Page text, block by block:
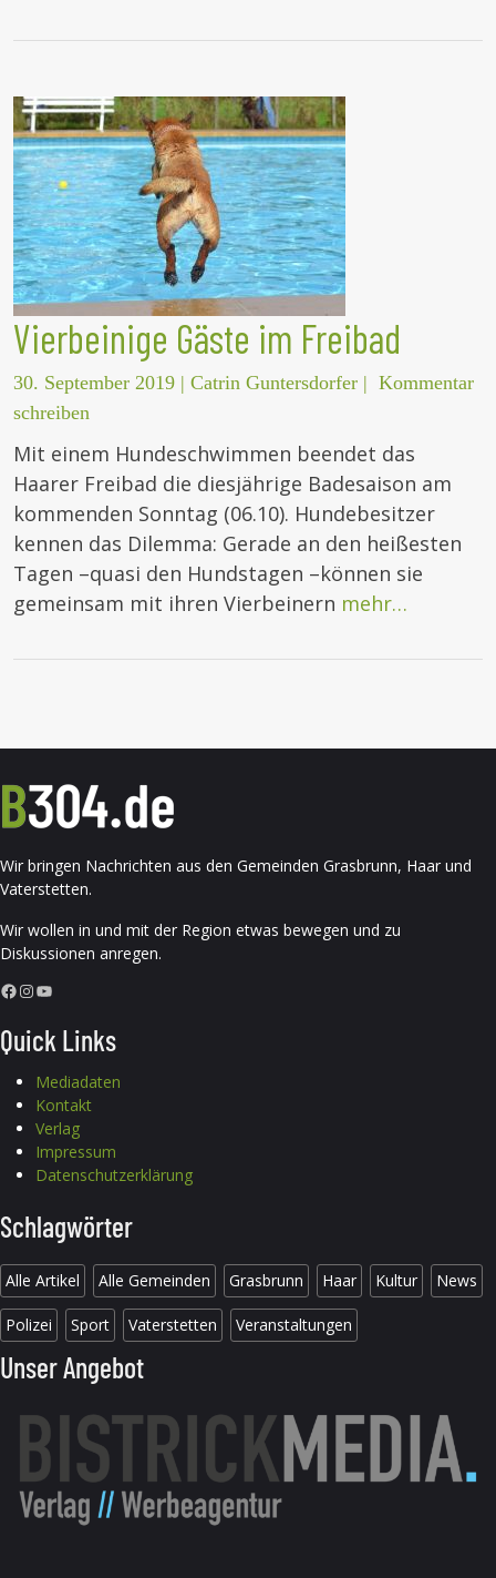
Vierbeinige Gäste im Freibad
30. September 2019 | Catrin Guntersdorfer | Kommentar
schreiben
Mit einem Hundeschwimmen beendet das
Haarer Freibad die diesjährige Badesaison am
kommenden Sonntag (06.10). Hundebesitzer
kennen das Dilemma: Gerade an den heißesten
Tagen –quasi den Hundstagen –können sie
gemeinsam mit ihren Vierbeinern mehr…
Wir bringen Nachrichten aus den Gemeinden Grasbrunn, Haar und
Vaterstetten.
Wir wollen in und mit der Region etwas bewegen und zu
Diskussionen anregen.
Facebook InstagramYouTube
Quick Links
Mediadaten
Kontakt
Verlag
Impressum
Datenschutzerklärung
Schlagwörter
Alle Artikel Alle Gemeinden Grasbrunn Haar Kultur News
Polizei Sport Vaterstetten Veranstaltungen
Unser Angebot